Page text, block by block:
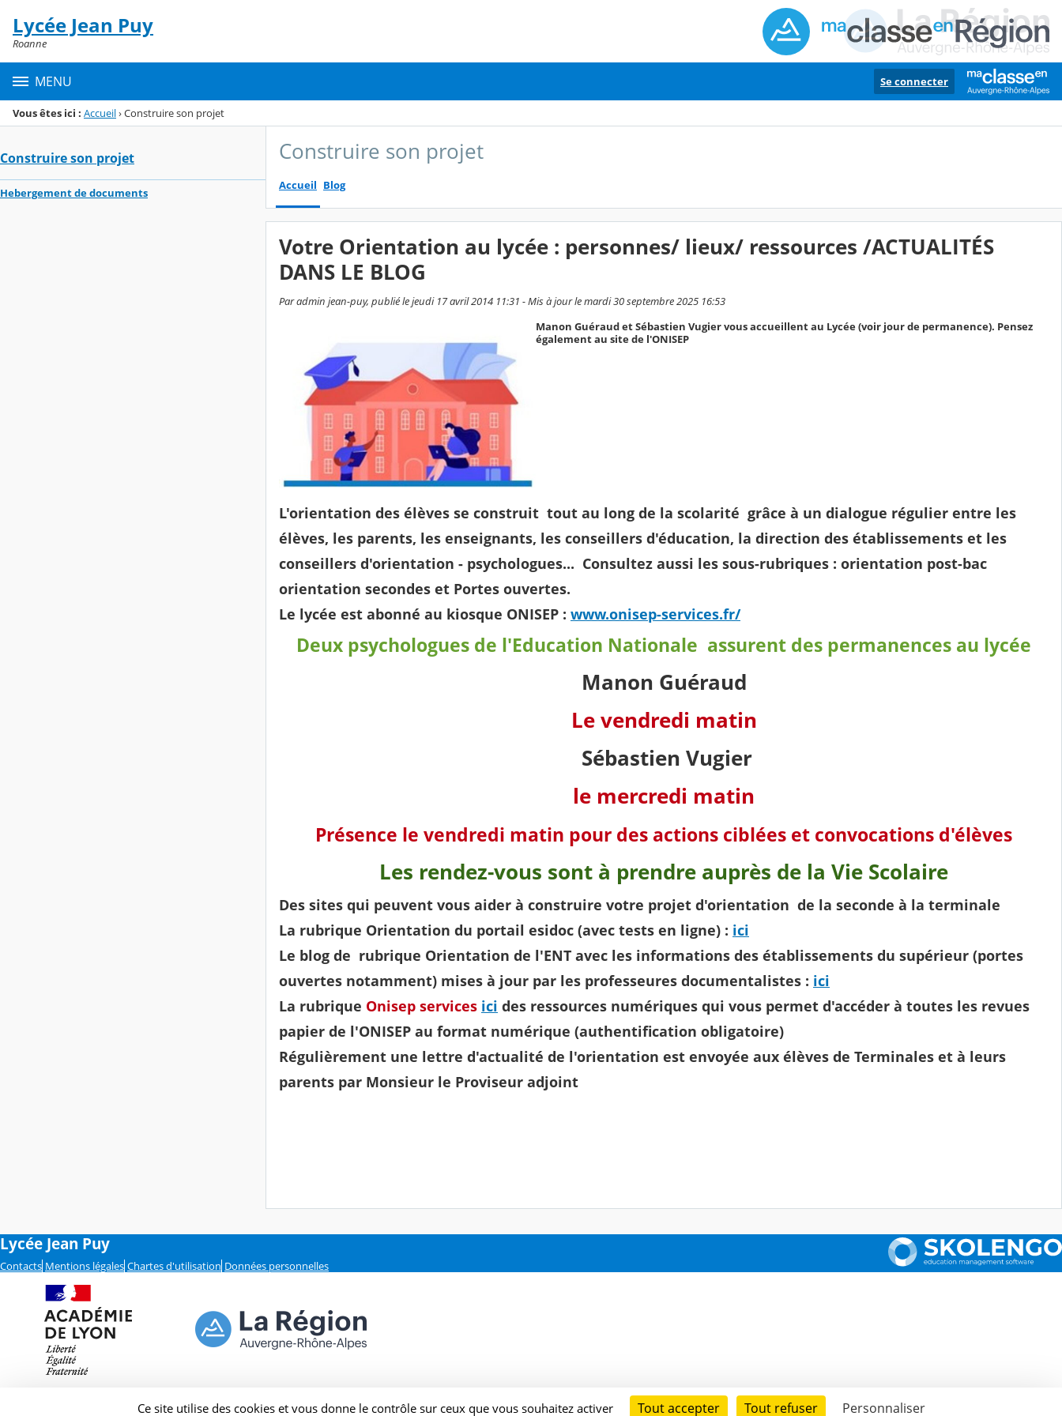
Menu de la rubrique
Contenu
Lycée Jean Puy
Roanne
MENU Se connecter
Vous êtes ici : Accueil›Construire son projet
Construire son projet
Hebergement de documents
Construire son projet
Accueil Blog
Votre Orientation au lycée : personnes/ lieux/ ressources /ACTUALITÉS
DANS LE BLOG
Par admin jean-puy, publié le jeudi 17 avril 2014 11:31 - Mis à jour le mardi 30 septembre 2025 16:53
Manon Guéraud et Sébastien Vugier vous accueillent au Lycée (voir jour de permanence). Pensez
également au site de l'ONISEP
L'orientation des élèves se construit tout au long de la scolarité grâce à un dialogue régulier entre les
élèves, les parents, les enseignants, les conseillers d'éducation, la direction des établissements et les
conseillers d'orientation - psychologues... Consultez aussi les sous-rubriques : orientation post-bac
orientation secondes et Portes ouvertes.
Le lycée est abonné au kiosque ONISEP : www.onisep-services.fr/
Deux psychologues de l'Education Nationale assurent des permanences au lycée
Manon Guéraud
Le vendredi matin
Sébastien Vugier
le mercredi matin
Présence le vendredi matin pour des actions ciblées et convocations d'élèves
Les rendez-vous sont à prendre auprès de la Vie Scolaire
Des sites qui peuvent vous aider à construire votre projet d'orientation de la seconde à la terminale
La rubrique Orientation du portail esidoc (avec tests en ligne) : ici
Le blog de rubrique Orientation de l'ENT avec les informations des établissements du supérieur (portes
ouvertes notamment) mises à jour par les professeures documentalistes : ici
La rubrique Onisep services ici des ressources numériques qui vous permet d'accéder à toutes les revues
papier de l'ONISEP au format numérique (authentification obligatoire)
Régulièrement une lettre d'actualité de l'orientation est envoyée aux élèves de Terminales et à leurs
parents par Monsieur le Proviseur adjoint
Lycée Jean Puy
Contacts Mentions légales Chartes d'utilisation Données personnelles
Ce site utilise des cookies et vous donne le contrôle sur ceux que vous souhaitez activer Tout accepter Tout refuser Personnaliser